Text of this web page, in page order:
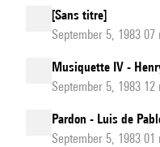
[Sans titre]
September 5, 1983 07
Musiquette IV -
September 5, 1983 12
Pardon - Luis de
September 5, 1983 01